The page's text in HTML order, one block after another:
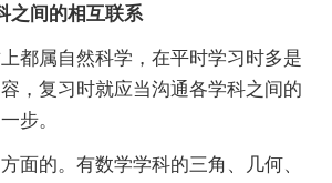
之间的相互联系
属自然科学，在平时学习时多是
，复习时就应当沟通各学科之间的
步。
的。有数学学科的三角、几何、